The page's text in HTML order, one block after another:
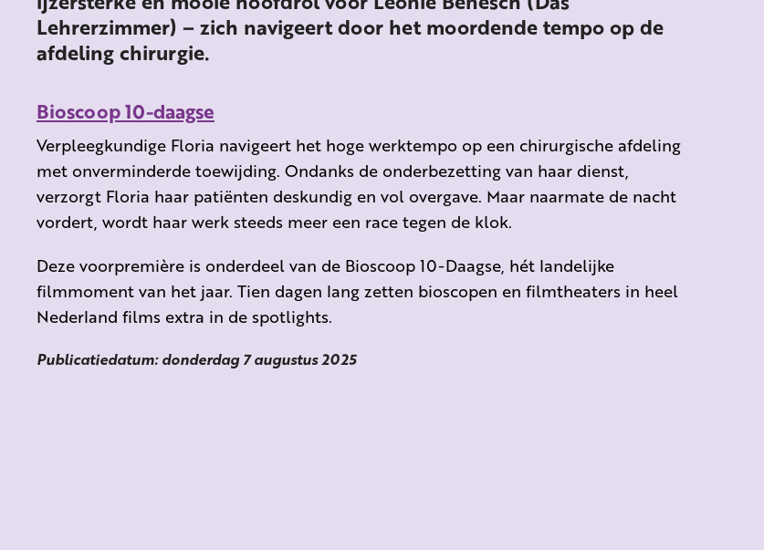
Lehrerzimmer) – zich navigeert door het moordende tempo op de
afdeling chirurgie.
Bioscoop 10-daagse
Verpleegkundige Floria navigeert het hoge werktempo op een chirurgische afdeling
met onverminderde toewijding. Ondanks de onderbezetting van haar dienst,
verzorgt Floria haar patiënten deskundig en vol overgave. Maar naarmate de nacht
vordert, wordt haar werk steeds meer een race tegen de klok.
Deze voorpremière is onderdeel van de Bioscoop 10-Daagse, hét landelijke
filmmoment van het jaar. Tien dagen lang zetten bioscopen en filmtheaters in heel
Nederland films extra in de spotlights.
Publicatiedatum: donderdag 7 augustus 2025